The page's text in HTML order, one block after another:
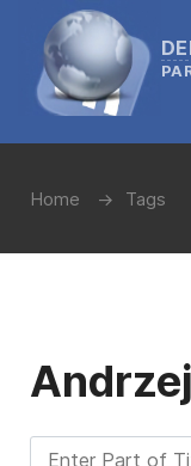
Home Tags
Enter Part of